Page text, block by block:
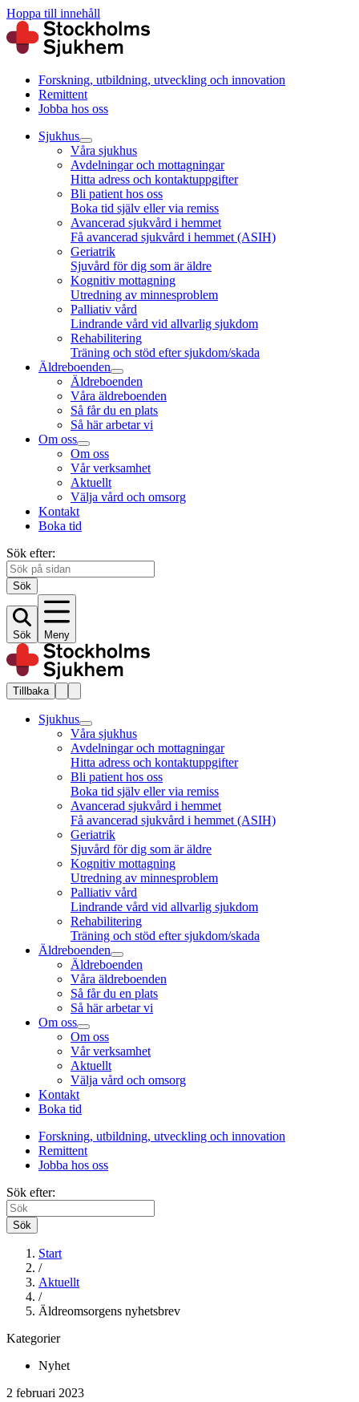
Hoppa till innehåll
Forskning, utbildning, utveckling och innovation
Remittent
Jobba hos oss
Sjukhus
Våra sjukhus
Avdelningar och mottagningar
Hitta adress och kontaktuppgifter
Bli patient hos oss
Boka tid själv eller via remiss
Avancerad sjukvård i hemmet
Få avancerad sjukvård i hemmet (ASIH)
Geriatrik
Sjuvård för dig som är äldre
Kognitiv mottagning
Utredning av minnesproblem
Palliativ vård
Lindrande vård vid allvarlig sjukdom
Rehabilitering
Träning och stöd efter sjukdom/skada
Äldreboenden
Äldreboenden
Våra äldreboenden
Så får du en plats
Så här arbetar vi
Om oss
Om oss
Vår verksamhet
Aktuellt
Välja vård och omsorg
Kontakt
Boka tid
Sök efter:
Sök
Sök Meny
Tillbaka
Sjukhus
Våra sjukhus
Avdelningar och mottagningar
Hitta adress och kontaktuppgifter
Bli patient hos oss
Boka tid själv eller via remiss
Avancerad sjukvård i hemmet
Få avancerad sjukvård i hemmet (ASIH)
Geriatrik
Sjuvård för dig som är äldre
Kognitiv mottagning
Utredning av minnesproblem
Palliativ vård
Lindrande vård vid allvarlig sjukdom
Rehabilitering
Träning och stöd efter sjukdom/skada
Äldreboenden
Äldreboenden
Våra äldreboenden
Så får du en plats
Så här arbetar vi
Om oss
Om oss
Vår verksamhet
Aktuellt
Välja vård och omsorg
Kontakt
Boka tid
Forskning, utbildning, utveckling och innovation
Remittent
Jobba hos oss
Sök efter:
Sök
Start
/
Aktuellt
/
Äldreomsorgens nyhetsbrev
Kategorier
Nyhet
2 februari 2023